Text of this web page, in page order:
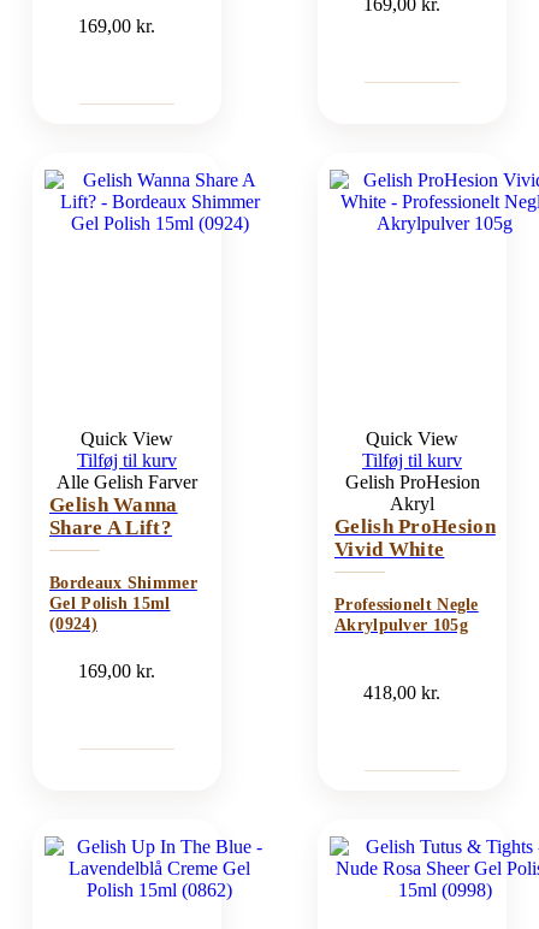
169,00kr.
169,00kr.
Quick View
Tilføj til kurv
Alle Gelish Farver
Gelish Wanna
Share A Lift?
Bordeaux Shimmer
Gel Polish 15ml
(0924)
169,00kr.
Quick View
Tilføj til kurv
Gelish ProHesion
Akryl
Gelish ProHesion
Vivid White
Professionelt Negle
Akrylpulver 105g
418,00kr.